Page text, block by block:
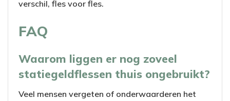
verschil, fles voor fles.
FAQ
Waarom liggen er nog zoveel
statiegeldflessen thuis ongebruikt?
Veel mensen vergeten of onderwaarderen het